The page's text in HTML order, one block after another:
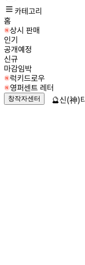
카테고리
홈
상시 판매
인기
공개예정
신규
마감임박
럭키드로우
영퍼센트 레터
창작자센터 🔮신(神)